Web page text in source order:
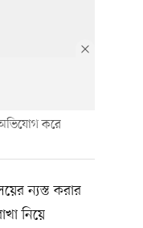
অভিযোগ করে
ন্যস্ত করার
নিয়ে